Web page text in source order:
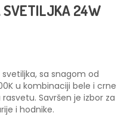
SVETILJKA 24W
svetiljka, sa snagom od
u kombinaciji bele i crne
Savršen je izbor za
i hodnike.